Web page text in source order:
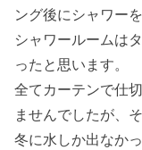
ング後にシャワー
シャワールームは
ったと思います。
全てカーテンで仕
ませんでしたが、
冬に水しか出なか